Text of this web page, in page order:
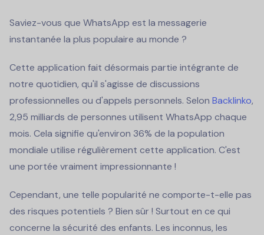
Saviez-vous que WhatsApp est la messagerie
instantanée la plus populaire au monde ?
Cette application fait désormais partie intégrante de
notre quotidien, qu'il s'agisse de discussions
professionnelles ou d'appels personnels. Selon Backlinko,
2,95 milliards de personnes utilisent WhatsApp chaque
mois. Cela signifie qu'environ 36% de la population
mondiale utilise régulièrement cette application. C'est
une portée vraiment impressionnante !
Cependant, une telle popularité ne comporte-t-elle pas
des risques potentiels ? Bien sûr ! Surtout en ce qui
concerne la sécurité des enfants. Les inconnus, les